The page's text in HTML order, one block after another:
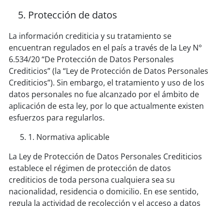
Protección de datos
La información crediticia y su tratamiento se
encuentran regulados en el país a través de la Ley N°
6.534/20 “De Protección de Datos Personales
Crediticios” (la “Ley de Protección de Datos Personales
Crediticios”). Sin embargo, el tratamiento y uso de los
datos personales no fue alcanzado por el ámbito de
aplicación de esta ley, por lo que actualmente existen
esfuerzos para regularlos.
1. Normativa aplicable
La Ley de Protección de Datos Personales Crediticios
establece el régimen de protección de datos
crediticios de toda persona cualquiera sea su
nacionalidad, residencia o domicilio. En ese sentido,
regula la actividad de recolección y el acceso a datos